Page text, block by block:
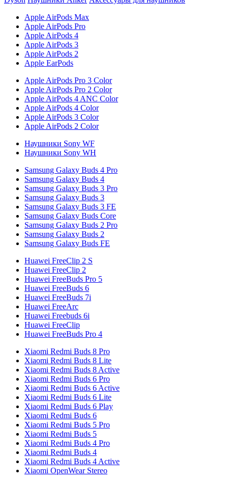
Apple AirPods Max
Apple AirPods Pro
Apple AirPods 4
Apple AirPods 3
Apple AirPods 2
Apple EarPods
Apple AirPods Pro 3 Color
Apple AirPods Pro 2 Color
Apple AirPods 4 ANC Color
Apple AirPods 4 Color
Apple AirPods 3 Color
Apple AirPods 2 Color
Наушники Sony WF
Наушники Sony WH
Samsung Galaxy Buds 4 Pro
Samsung Galaxy Buds 4
Samsung Galaxy Buds 3 Pro
Samsung Galaxy Buds 3
Samsung Galaxy Buds 3 FE
Samsung Galaxy Buds Core
Samsung Galaxy Buds 2 Pro
Samsung Galaxy Buds 2
Samsung Galaxy Buds FE
Huawei FreeClip 2 S
Huawei FreeClip 2
Huawei FreeBuds Pro 5
Huawei FreeBuds 6
Huawei FreeBuds 7i
Huawei FreeArc
Huawei Freebuds 6i
Huawei FreeClip
Huawei FreeBuds Pro 4
Xiaomi Redmi Buds 8 Pro
Xiaomi Redmi Buds 8 Lite
Xiaomi Redmi Buds 8 Active
Xiaomi Redmi Buds 6 Pro
Xiaomi Redmi Buds 6 Active
Xiaomi Redmi Buds 6 Lite
Xiaomi Redmi Buds 6 Play
Xiaomi Redmi Buds 6
Xiaomi Redmi Buds 5 Pro
Xiaomi Redmi Buds 5
Xiaomi Redmi Buds 4 Pro
Xiaomi Redmi Buds 4
Xiaomi Redmi Buds 4 Active
Xiaomi OpenWear Stereo